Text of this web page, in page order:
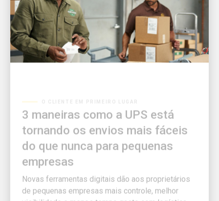
3 maneiras como a UPS está
tornando os envios mais fáceis
do que nunca para pequenas
empresas
Novas ferramentas digitais dão aos proprietários
de pequenas empresas mais controle, melhor
visibilidade e menos tempo gasto com logística